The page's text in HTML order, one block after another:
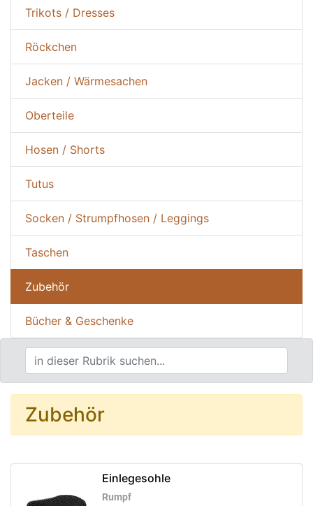
Trikots / Dresses
Röckchen
Jacken / Wärmesachen
Oberteile
Hosen / Shorts
Tutus
Socken / Strumpfhosen / Leggings
Taschen
Zubehör
Bücher & Geschenke
Zubehör
Einlegesohle
Rumpf